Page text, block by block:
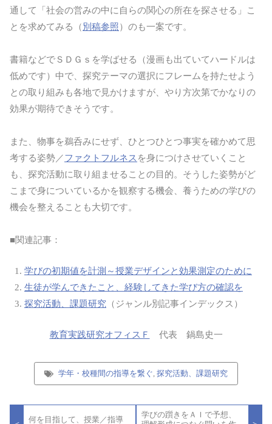
通して「社会の営みの中に自らの関心の所在を探させる」こ
とを求めてみる（別稿参照）のも一案です。
書籍などでＳＤＧｓを学ばせる（漫画も出ていてハードルは
低めです）中で、探究テーマの選択にフレームを持たせよう
との取り組みも各地で見かけますが、やり方次第でかなりの
効果が期待できそうです。
また、物事を鵜呑みにせず、ひとつひとつ事実を確かめて思
考する姿勢／ファクトフルネス を身につけさせていくこと
も、探究活動に取り組ませることの目的。そうした姿勢がど
こまで身についているかを観察する機会、養うための学びの
機会を整えることも大切です。
■関連記事：
学びの初期値を計測～授業デザインと効果測定のために
生徒が学んできたこと、経験してきた学び方の確認を
探究活動、課題研究 （ジャンル別記事インデックス）
教育実践研究オフィスＦ 代表 鍋島史一
学年・校種間の指導を繋ぐ 探究活動、課題研究
何を目指して、授業／指導
学びの躓きをＡＩで予想、